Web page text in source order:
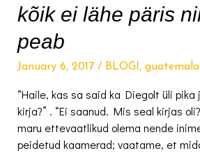
kõik ei lähe päris
peab
January 6, 2017/ BLOGI, guatemala
“Haile, kas sa said ka Diegolt üli
kirja?” . “Ei saanud. Mis seal kirjas
maru ettevaatlikud olema nende
peidetud kaamerad; vaatame, et